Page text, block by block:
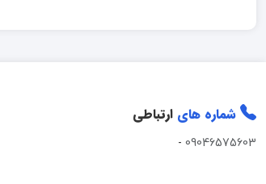
شماره های ارتباطی
09046575603
-